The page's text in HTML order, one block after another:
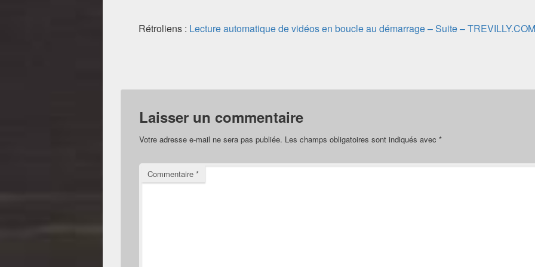
Rétroliens : Lecture automatique de vidéos en boucle au démarrage – Suite – TREVILLY.COM
Laisser un commentaire
Votre adresse e-mail ne sera pas publiée. Les champs obligatoires sont indiqués avec *
Commentaire *